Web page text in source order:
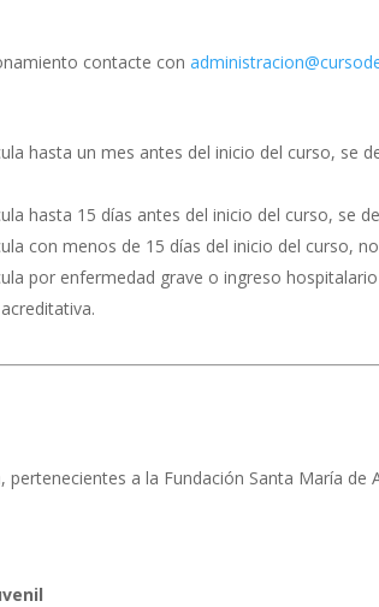
contacte con
hasta un mes antes del inicio del curso, se
hasta 15 días antes del inicio del curso, se
con menos de 15 días del inicio del curso,
por enfermedad grave o ingreso
a la Fundación Santa María de